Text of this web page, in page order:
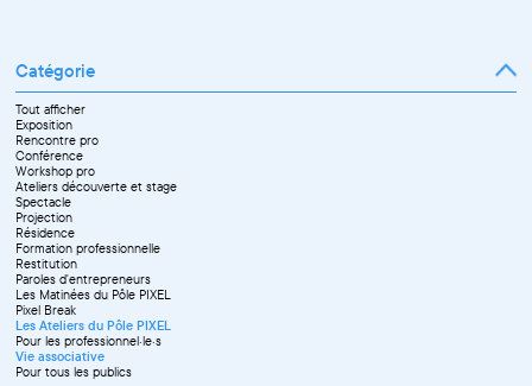
Catégorie
Tout afficher
Exposition
Rencontre pro
Conférence
Workshop pro
Ateliers découverte et stage
Spectacle
Projection
Résidence
Formation professionnelle
Restitution
Paroles d'entrepreneurs
Les Matinées du Pôle PIXEL
Pixel Break
Les Ateliers du Pôle PIXEL
Pour les professionnel·le·s
Vie associative
Pour tous les publics